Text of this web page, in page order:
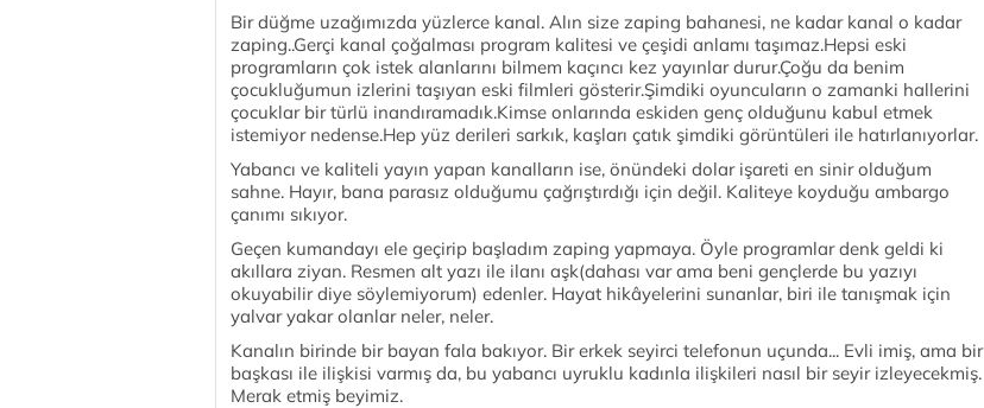
Bir düğme uzağımızda yüzlerce kanal. Alın size zaping bahanesi, ne kadar kanal o kadar
zaping..Gerçi kanal çoğalması program kalitesi ve çeşidi anlamı taşımaz.Hepsi eski
programların çok istek alanlarını bilmem kaçıncı kez yayınlar durur.Çoğu da benim
çocukluğumun izlerini taşıyan eski filmleri gösterir.Şimdiki oyuncuların o zamanki hallerini
çocuklar bir türlü inandıramadık.Kimse onlarında eskiden genç olduğunu kabul etmek
istemiyor nedense.Hep yüz derileri sarkık, kaşları çatık şimdiki görüntüleri ile hatırlanıyorlar.
Yabancı ve kaliteli yayın yapan kanalların ise, önündeki dolar işareti en sinir olduğum
sahne. Hayır, bana parasız olduğumu çağrıştırdığı için değil. Kaliteye koyduğu ambargo
çanımı sıkıyor.
Geçen kumandayı ele geçirip başladım zaping yapmaya. Öyle programlar denk geldi ki
akıllara ziyan. Resmen alt yazı ile ilanı aşk(dahası var ama beni gençlerde bu yazıyı
okuyabilir diye söylemiyorum) edenler. Hayat hikâyelerini sunanlar, biri ile tanışmak için
yalvar yakar olanlar neler, neler.
Kanalın birinde bir bayan fala bakıyor. Bir erkek seyirci telefonun uçunda... Evli imiş, ama bir
başkası ile ilişkisi varmış da, bu yabancı uyruklu kadınla ilişkileri nasıl bir seyir izleyecekmiş.
Merak etmiş beyimiz.